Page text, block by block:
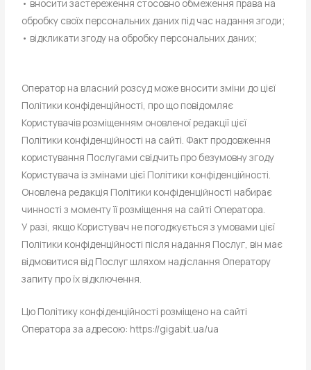
• вносити застереження стосовно обмеження права на
обробку своїх персональних даних під час надання згоди;
• відкликати згоду на обробку персональних даних;
Оператор на власний розсуд може вносити зміни до цієї
Політики конфіденційності, про що повідомляє
Користувачів розміщенням оновленої редакції цієї
Політики конфіденційності на сайті. Факт продовження
користування Послугами свідчить про безумовну згоду
Користувача із змінами цієї Політики конфіденційності.
Оновлена редакція Політики конфіденційності набирає
чинності з моменту її розміщення на сайті Оператора.
У разі, якщо Користувач не погоджується з умовами цієї
Політики конфіденційності після надання Послуг, він має
відмовитися від Послуг шляхом надіслання Оператору
запиту про їх відключення.
Цю Політику конфіденційності розміщено на сайті
Оператора за адресою: https://gigabit.ua/ua